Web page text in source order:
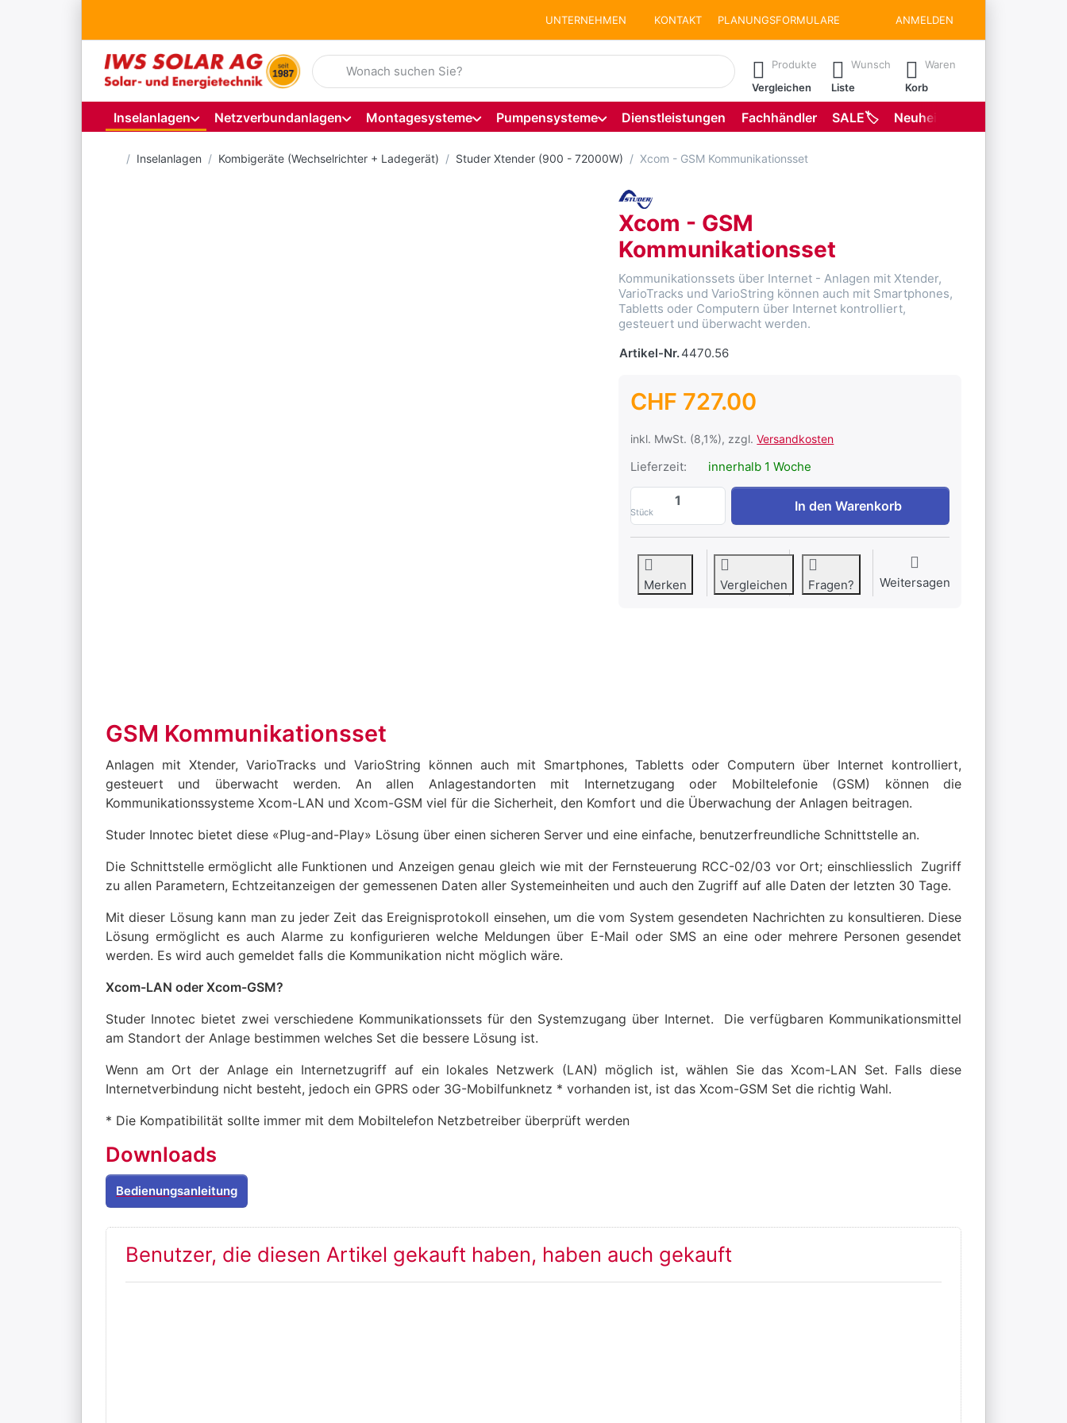
UNTERNEHMEN KONTAKT PLANUNGSFORMULARE ANMELDEN
Geben Sie einen Suchbegriff ein. Während Sie tippen, erscheinen automatisch erste Ergebnisse. Drücken Sie die Eingabetaste, um
Produkte
Vergleichen
Wunsch
Liste
Waren
Korb
Inselanlagen Netzverbundanlagen Montagesysteme Pumpensysteme Dienstleistungen Fachhändler SALE🏷️ Neuheiten
Startseite
Inselanlagen Kombigeräte (Wechselrichter + Ladegerät) Studer Xtender (900 - 72000W) Xcom - GSM Kommunikationsset
Xcom - GSM
Kommunikationsset
Kommunikationssets über Internet - Anlagen mit Xtender,
VarioTracks und VarioString können auch mit Smartphones,
Tabletts oder Computern über Internet kontrolliert,
gesteuert und überwacht werden.
Artikel-Nr.4470.56
CHF 727.00
inkl. MwSt. (8,1%), zzgl.Versandkosten
Lieferzeit: innerhalb 1 Woche
Stück
Xcom - GSM Kommunikationsset zu CHF 727.00, Menge 1.
In den Warenkorb
Merken Vergleichen Fragen? Weitersagen
GSM Kommunikationsset
Anlagen mit Xtender, VarioTracks und VarioString können auch mit Smartphones, Tabletts oder Computern über Internet kontrolliert,
gesteuert und überwacht werden. An allen Anlagestandorten mit Internetzugang oder Mobiltelefonie (GSM) können die
Kommunikationssysteme Xcom-LAN und Xcom-GSM viel für die Sicherheit, den Komfort und die Überwachung der Anlagen beitragen.
Studer Innotec bietet diese «Plug-and-Play» Lösung über einen sicheren Server und eine einfache, benutzerfreundliche Schnittstelle an.
Die Schnittstelle ermöglicht alle Funktionen und Anzeigen genau gleich wie mit der Fernsteuerung RCC-02/03 vor Ort; einschliesslich Zugriff
zu allen Parametern, Echtzeitanzeigen der gemessenen Daten aller Systemeinheiten und auch den Zugriff auf alle Daten der letzten 30 Tage.
Mit dieser Lösung kann man zu jeder Zeit das Ereignisprotokoll einsehen, um die vom System gesendeten Nachrichten zu konsultieren. Diese
Lösung ermöglicht es auch Alarme zu konfigurieren welche Meldungen über E-Mail oder SMS an eine oder mehrere Personen gesendet
werden. Es wird auch gemeldet falls die Kommunikation nicht möglich wäre.
Xcom-LAN oder Xcom-GSM?
Studer Innotec bietet zwei verschiedene Kommunikationssets für den Systemzugang über Internet. Die verfügbaren Kommunikationsmittel
am Standort der Anlage bestimmen welches Set die bessere Lösung ist.
Wenn am Ort der Anlage ein Internetzugriff auf ein lokales Netzwerk (LAN) möglich ist, wählen Sie das Xcom-LAN Set. Falls diese
Internetverbindung nicht besteht, jedoch ein GPRS oder 3G-Mobilfunknetz * vorhanden ist, ist das Xcom-GSM Set die richtig Wahl.
* Die Kompatibilität sollte immer mit dem Mobiltelefon Netzbetreiber überprüft werden
Downloads
Bedienungsanleitung
Benutzer, die diesen Artikel gekauft haben, haben auch gekauft